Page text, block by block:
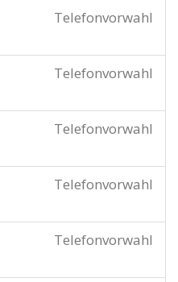
Telefonvorwahl
Telefonvorwahl
Telefonvorwahl
Telefonvorwahl
Telefonvorwahl